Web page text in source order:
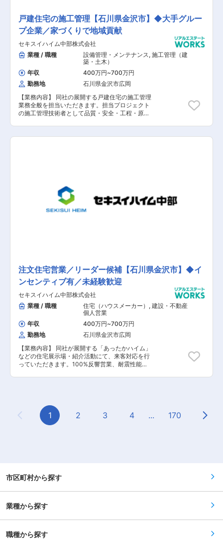
戸建住宅の施工管理【石川県金沢市】◆大手グルー
プ企業／家づくりで地域貢献
セキスイハイム中部株式会社
業種 / 職種
設備管理・メンテナンス, 施工管理（建
築・土木）
年収
400万円~700万円
勤務地
石川県金沢市広岡
【業務内容】 同社の展開する戸建住宅の施工管理
業務全般を担当いただきます。担当プロジェクト
の施工管理技術者として品質・安全・工程・原価
理(工事進捗・出来高管理、各工種担当協力会社へ
当者コメント】 同社は、テレビCM「あったかハ
イム」でお馴染み、大手化学メーカー・積水化学
100％出資会社です。同社はユニット工法を採用
し、高品質な建材を使用しています。また、化学
なりました。現場管理だけでなく、お客様への進
捗報告などを行いながら深い信頼関係を築いてい
くことができることや、世界に一つの「家」が形
つながっていく環境になっています。また、働き
やすい環境づくりにも力を入れており、①自宅
から通えない範囲への転勤を原則無し。②21時
にはPCシャットダウン等の労働環境を実施して
います。
注文住宅営業／リーダー候補【石川県金沢市】◆イ
ンセンティブ有／未経験歓迎
セキスイハイム中部株式会社
業種 / 職種
住宅（ハウスメーカー） , 建設・不動産
個人営業
年収
400万円~700万円
勤務地
石川県金沢市広岡
【業務内容】 同社が展開する「あったかハイム」
などの住宅展示場・紹介活動にて、来客対応を行
っていただきます。100%反響営業、耐震性能の
わせたご提案を行うことが可能です。 【具体的な
業務内容】 ■担当地域のマーケティング（周辺住
宅の調査） ニーズの高いお客様へのアプローチ
が行ないます。 ※試用期間の代わりに契約社員ス
タートですが、正社員登用の実績あり。 【担当者
コメント】 同社は、テレビCM「あったかハイ
100％出資会社です。同社はユニット工法を採用
高断熱等、機能性の高い家づくりを得意としてお
り、お客様へ安心安全な住宅を提供できる環境が
Previous Page
1 2 3 4 ... 170
市区町村から探す
業種から探す
職種から探す